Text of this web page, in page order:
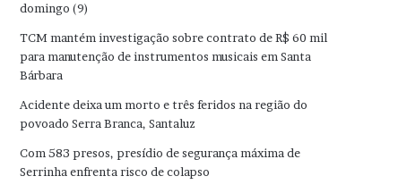
domingo (9)
TCM mantém investigação sobre contrato de R$ 60 mil
para manutenção de instrumentos musicais em Santa
Bárbara
Acidente deixa um morto e três feridos na região do
povoado Serra Branca, Santaluz
Com 583 presos, presídio de segurança máxima de
Serrinha enfrenta risco de colapso